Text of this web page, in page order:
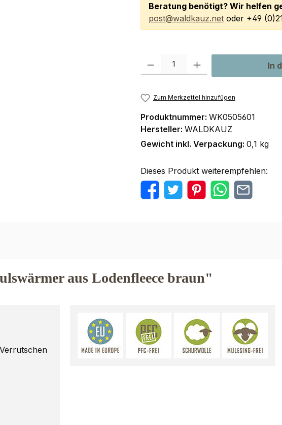
Beratung benötigt? Wir helfen
post@waldkauz.netoder +49
Produkt Anzahl: Gib den gewünschten
In
Zum Merkzettel hinzufügen
Produktnummer: WK0505601
Hersteller: WALDKAUZ
Gewicht inkl. Verpackung: 0,1 kg
Dieses Produkt weiterempfehlen:
aus Lodenfleece braun"